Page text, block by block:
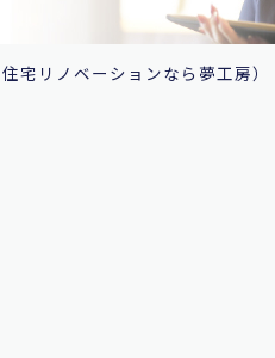
住宅リノベーションなら夢工房）